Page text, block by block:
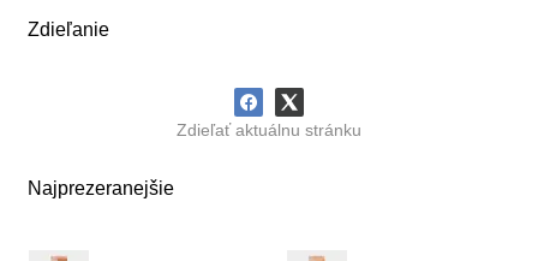
Zdieľanie
Zdieľať aktuálnu stránku
Najprezeranejšie